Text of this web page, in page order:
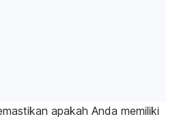
apakah Anda memiliki